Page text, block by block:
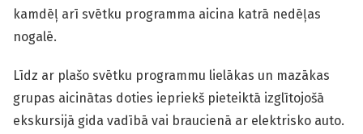
kamdēļ arī svētku programma aicina katrā nedēļas
nogalē.
Līdz ar plašo svētku programmu lielākas un mazākas
grupas aicinātas doties iepriekš pieteiktā izglītojošā
ekskursijā gida vadībā vai braucienā ar elektrisko auto.